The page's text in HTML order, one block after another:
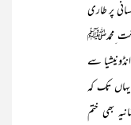
پر طاری
ِمحمدﷺ
سے
تک کہ
بھی ختم